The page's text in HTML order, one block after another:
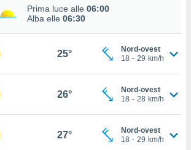
Prima luce alle 06:00
Alba elle 06:30
25°
Nord-ovest
18 - 29 km/h
26°
Nord-ovest
18 - 28 km/h
27°
Nord-ovest
18 - 29 km/h